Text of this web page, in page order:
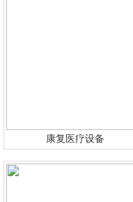
康复医疗设备